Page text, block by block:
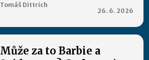
Tomáš Dittrich
26. 6. 2026
Může za to Barbie a